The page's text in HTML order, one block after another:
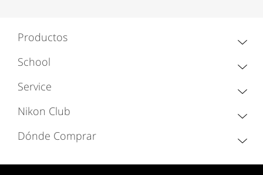
Productos
School
Service
Nikon Club
Dónde Comprar